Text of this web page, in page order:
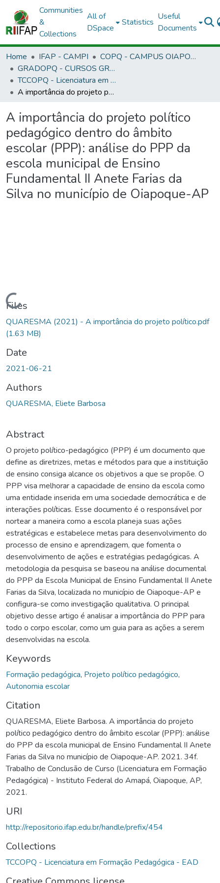
Communities
&
Collections
All of
DSpace
Statistics
Useful
Documents
Home IFAP - CAMPI
COPQ - CAMPUS OIAPOQUE
GRADOPQ - CURSOS GRADUAÇÃO - CAMPUS OIAPOQUE
TCCOPQ - Licenciatura em Formação Pedagógica - EAD
A importância do projeto político pedagógico dentro do âmbito escolar (PPP): análise do PPP da escola municipal de Ensino Fundamental II Anete Farias da Silva no município de Oiapoque-AP
A importância do projeto político
pedagógico dentro do âmbito
escolar (PPP): análise do PPP da
escola municipal de Ensino
Fundamental II Anete Farias da
Silva no município de Oiapoque-AP
Loading...
Files
QUARESMA (2021) - A importância do projeto político.pdf
(1.63 MB)
Date
2021-06-21
Authors
QUARESMA, Eliete Barbosa
Abstract
O projeto político-pedagógico (PPP) é um documento que
define as diretrizes, metas e métodos para que a instituição
de ensino consiga alcance os objetivos a que se propõe. O
PPP visa melhorar a capacidade de ensino da escola como
uma entidade inserida em uma sociedade democrática e de
interações políticas. Esse documento é o responsável por
nortear a maneira como a escola planeja suas ações
estratégicas e estabelece metas para desenvolvimento do
processo de ensino e aprendizagem, que fomenta o
desenvolvimento de ações e estratégias pedagógicas. A
metodologia da pesquisa se baseou na análise documental
do PPP da Escola Municipal de Ensino Fundamental II Anete
Farias da Silva, localizada no município de Oiapoque-AP e
configura-se como investigação qualitativa. O principal
objetivo desse artigo é analisar a importância do PPP para
todo o corpo escolar, como um guia para as ações a serem
desenvolvidas na escola.
Keywords
Formação pedagógica, Projeto político pedagógico,
Autonomia escolar
Citation
QUARESMA, Eliete Barbosa. A importância do projeto
político pedagógico dentro do âmbito escolar (PPP): análise
do PPP da escola municipal de Ensino Fundamental II Anete
Farias da Silva no município de Oiapoque-AP. 2021. 34f.
Trabalho de Conclusão de Curso (Licenciatura em Formação
Pedagógica) - Instituto Federal do Amapá, Oiapoque, AP,
2021.
URI
http://repositorio.ifap.edu.br/handle/prefix/454
Collections
TCCOPQ - Licenciatura em Formação Pedagógica - EAD